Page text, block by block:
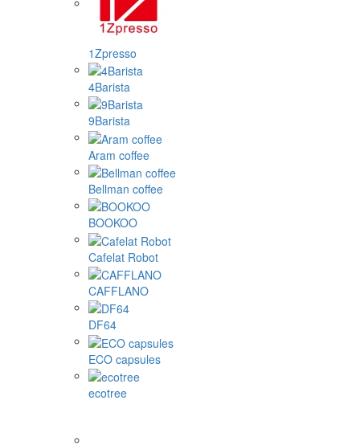
1Zpresso
4Barista
9Barista
Aram coffee
Bellman coffee
BOOKOO
Cafelat Robot
CAFFLANO
DF64
ECO capsules
ecotree